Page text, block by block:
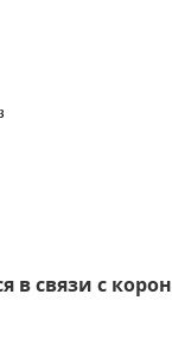
в связи с